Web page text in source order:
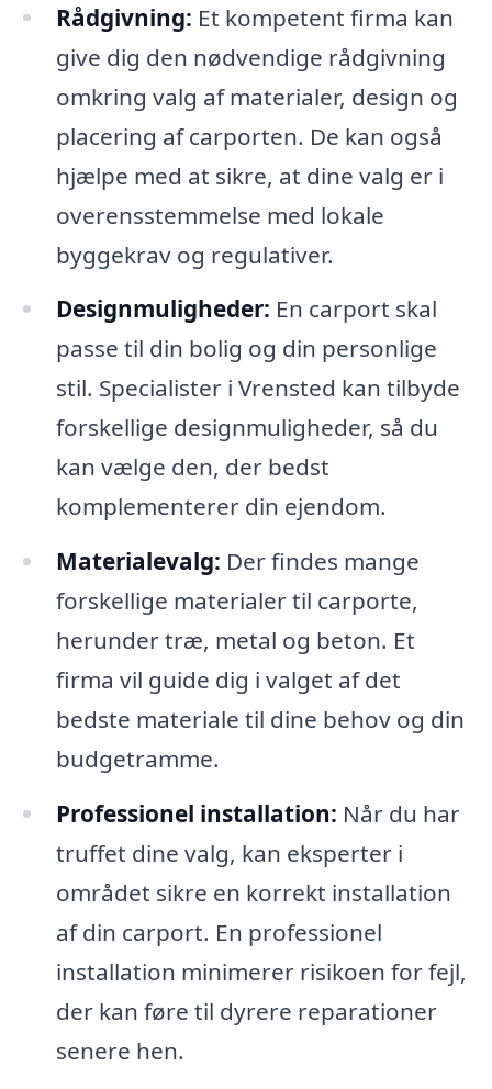
Rådgivning: Et kompetent firma kan
give dig den nødvendige rådgivning
omkring valg af materialer, design og
placering af carporten. De kan også
hjælpe med at sikre, at dine valg er i
overensstemmelse med lokale
byggekrav og regulativer.
Designmuligheder: En carport skal
passe til din bolig og din personlige
stil. Specialister i Vrensted kan tilbyde
forskellige designmuligheder, så du
kan vælge den, der bedst
komplementerer din ejendom.
Materialevalg: Der findes mange
forskellige materialer til carporte,
herunder træ, metal og beton. Et
firma vil guide dig i valget af det
bedste materiale til dine behov og din
budgetramme.
Professionel installation: Når du har
truffet dine valg, kan eksperter i
området sikre en korrekt installation
af din carport. En professionel
installation minimerer risikoen for fejl,
der kan føre til dyrere reparationer
senere hen.